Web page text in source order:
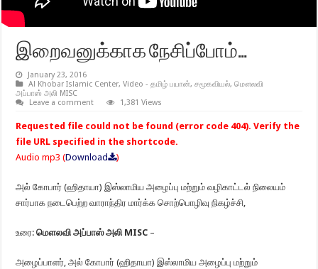
இறைவனுக்காக நேசிப்போம்…
January 23, 2016
Al Khobar Islamic Center,Video - தமிழ் பயான்,சமூகவியல்,மௌலவி
அப்பாஸ் அலி MISC
Leave a comment
1,381 Views
Requested file could not be found (error code 404). Verify the
file URL specified in the shortcode.
Audio mp3 (Download )
அல் கோபார் (ஹிதாயா) இஸ்லாமிய அழைப்பு மற்றும் வழிகாட்டல் நிலையம்
சார்பாக நடைபெற்ற வாராந்திர மார்க்க சொற்பொழிவு நிகழ்ச்சி,
உரை:மௌலவி அப்பாஸ் அலி MISC –
அழைப்பாளர், அல் கோபார் (ஹிதாயா) இஸ்லாமிய அழைப்பு மற்றும்